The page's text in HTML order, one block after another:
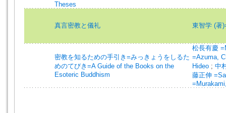
Theses
真言密教と儀礼 東智学 (著
密教を知るための手引き=みっきょうをしるた
めのてびき=A Guide of the Books on the
Esoteric Buddhism
松長有慶
=Azuma,
Hideo ; 中
藤正伸